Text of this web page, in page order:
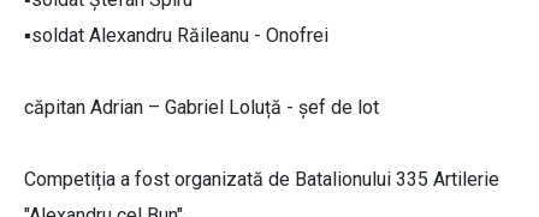
▪️soldat Alexandru Răileanu - Onofrei
căpitan Adrian – Gabriel Loluță - șef de lot
Competiția a fost organizată de Batalionului 335 Artilerie